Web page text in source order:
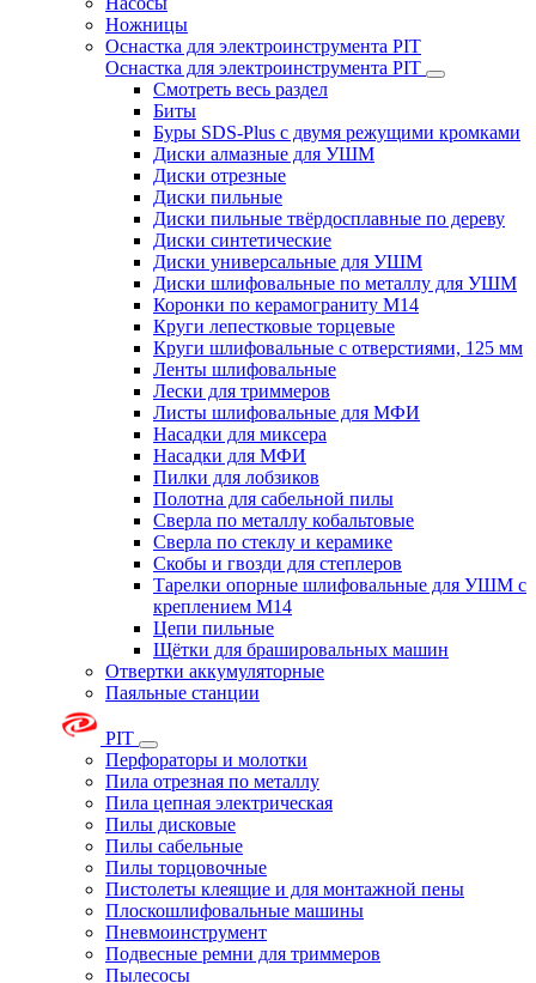
Ножницы
Оснастка для электроинструмента PIT
Оснастка для электроинструмента PIT
Смотреть весь раздел
Биты
Буры SDS-Plus c двумя режущими кромками
Диски алмазные для УШМ
Диски отрезные
Диски пильные
Диски пильные твёрдосплавные по дереву
Диски синтетические
Диски универсальные для УШМ
Диски шлифовальные по металлу для УШМ
Коронки по керамограниту M14
Круги лепестковые торцевые
Круги шлифовальные с отверстиями, 125 мм
Ленты шлифовальные
Лески для триммеров
Листы шлифовальные для МФИ
Насадки для миксера
Насадки для МФИ
Пилки для лобзиков
Полотна для сабельной пилы
Сверла по металлу кобальтовые
Сверла по стеклу и керамике
Скобы и гвозди для степлеров
Тарелки опорные шлифовальные для УШМ с
креплением М14
Цепи пильные
Щётки для брашировальных машин
Отвертки аккумуляторные
Паяльные станции
PIT
Перфораторы и молотки
Пила отрезная по металлу
Пила цепная электрическая
Пилы дисковые
Пилы сабельные
Пилы торцовочные
Пистолеты клеящие и для монтажной пены
Плоскошлифовальные машины
Пневмоинструмент
Подвесные ремни для триммеров
Пылесосы